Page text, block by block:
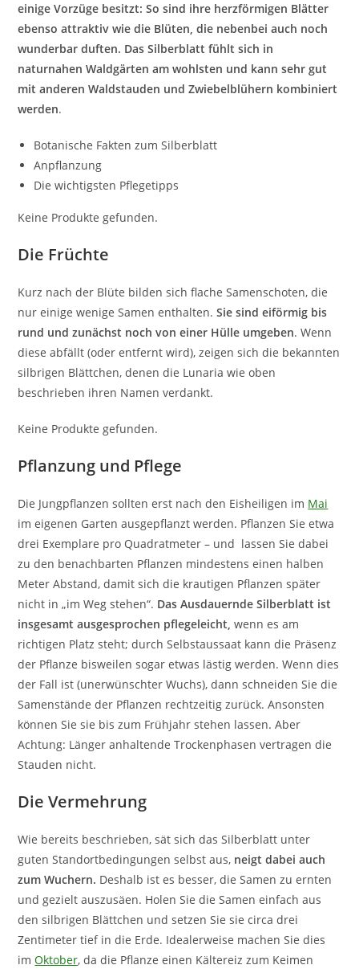
einige Vorzüge besitzt: So sind ihre herzförmigen Blätter
ebenso attraktiv wie die Blüten, die nebenbei auch noch
wunderbar duften. Das Silberblatt fühlt sich in
naturnahen Waldgärten am wohlsten und kann sehr gut
mit anderen Waldstauden und Zwiebelblühern kombiniert
werden.
Botanische Fakten zum Silberblatt
Anpflanzung
Die wichtigsten Pflegetipps
Keine Produkte gefunden.
Die Früchte
Kurz nach der Blüte bilden sich flache Samenschoten, die
nur einige wenige Samen enthalten.Sie sind eiförmig bis
rund und zunächst noch von einer Hülle umgeben. Wenn
diese abfällt (oder entfernt wird), zeigen sich die bekannten
silbrigen Blättchen, denen die Lunaria wie oben
beschrieben ihren Namen verdankt.
Keine Produkte gefunden.
Pflanzung und Pflege
Die Jungpflanzen sollten erst nach den Eisheiligen im Mai
im eigenen Garten ausgepflanzt werden. Pflanzen Sie etwa
drei Exemplare pro Quadratmeter – und lassen Sie dabei
zu den benachbarten Pflanzen mindestens einen halben
Meter Abstand, damit sich die krautigen Pflanzen später
nicht in „im Weg stehen“. Das Ausdauernde Silberblatt ist
insgesamt ausgesprochen pflegeleicht,wenn es am
richtigen Platz steht; durch Selbstaussaat kann die Präsenz
der Pflanze bisweilen sogar etwas lästig werden. Wenn dies
der Fall ist (unerwünschter Wuchs), dann schneiden Sie die
Samenstände der Pflanzen rechtzeitig zurück. Ansonsten
können Sie sie bis zum Frühjahr stehen lassen. Aber
Achtung: Länger anhaltende Trockenphasen vertragen die
Stauden nicht.
Die Vermehrung
Wie bereits beschrieben, sät sich das Silberblatt unter
guten Standortbedingungen selbst aus, neigt dabei auch
zum Wuchern. Deshalb ist es besser, die Samen zu ernten
und gezielt auszusäen. Holen Sie die Samen einfach aus
den silbrigen Blättchen und setzen Sie sie circa drei
Zentimeter tief in die Erde. Idealerweise machen Sie dies
imOktober, da die Pflanze einen Kältereiz zum Keimen